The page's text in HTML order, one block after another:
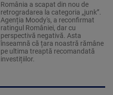
România a scapat din nou de
retrogradarea la categoria „junk”.
Agenția Moody's, a reconfirmat
ratingul României, dar cu
perspectivă negativă. Asta
înseamnă că țara noastră rămâne
pe ultima treaptă recomandată
investițiilor.